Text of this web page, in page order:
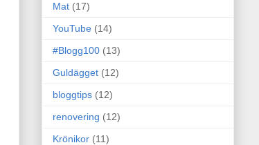
Mat (17)
YouTube (14)
#Blogg100 (13)
Guldägget (12)
bloggtips (12)
renovering (12)
Krönikor (11)